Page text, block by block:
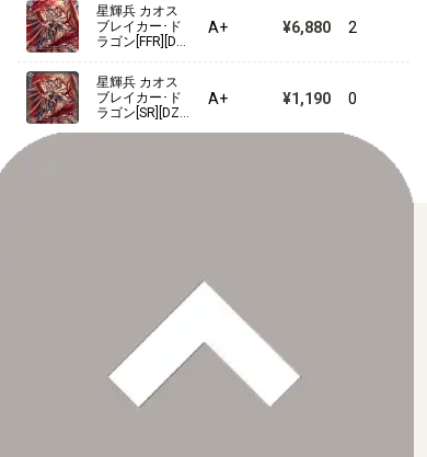
星輝兵 カオス
ブレイカー･ド
ラゴン[FFR][DZ-
A+ ¥6,880 2
星輝兵 カオス
ブレイカー･ド
ラゴン[SR][DZ-
A+ ¥1,190 0
各種ブランドのカードをご利用いただけます。
【Paidy（後払い/コンビニ払い）】
お支払後の在庫確保となりますため、お早めにお支払をお願いし
なお、お支払口座は、注文確認メールに記載しております。
振込手数料はお客様負担となります。